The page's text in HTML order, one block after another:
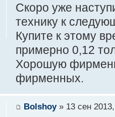
Скоро уже
технику к
Купите к этому
примерно 0,12
Хорошую
фирменных.
Bolshoy» 13 сен